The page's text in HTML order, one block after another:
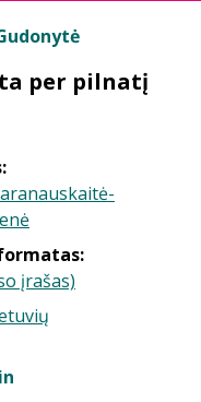
per pilnatį
įrašas)